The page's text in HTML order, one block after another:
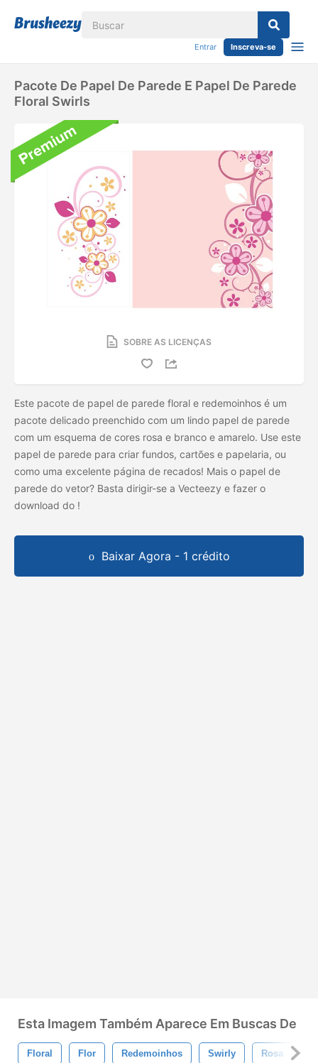
Entrar Inscreva-se
Pacote De Papel De Parede E Papel De Parede
Floral Swirls
SOBRE AS LICENÇAS
Este pacote de papel de parede floral e redemoinhos é um
pacote delicado preenchido com um lindo papel de parede
com um esquema de cores rosa e branco e amarelo. Use este
papel de parede para criar fundos, cartões e papelaria, ou
como uma excelente página de recados! Mais o papel de
parede do vetor? Basta dirigir-se a Vecteezy e fazer o
download do !
Baixar Agora - 1 crédito
Esta Imagem Também Aparece Em Buscas De
Floral Flor Redemoinhos Swirly Rosa